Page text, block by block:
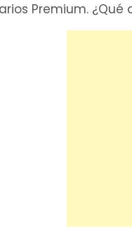
Premium.